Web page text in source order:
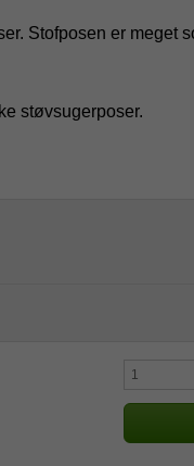
Stofposen er meget
støvsugerposer.